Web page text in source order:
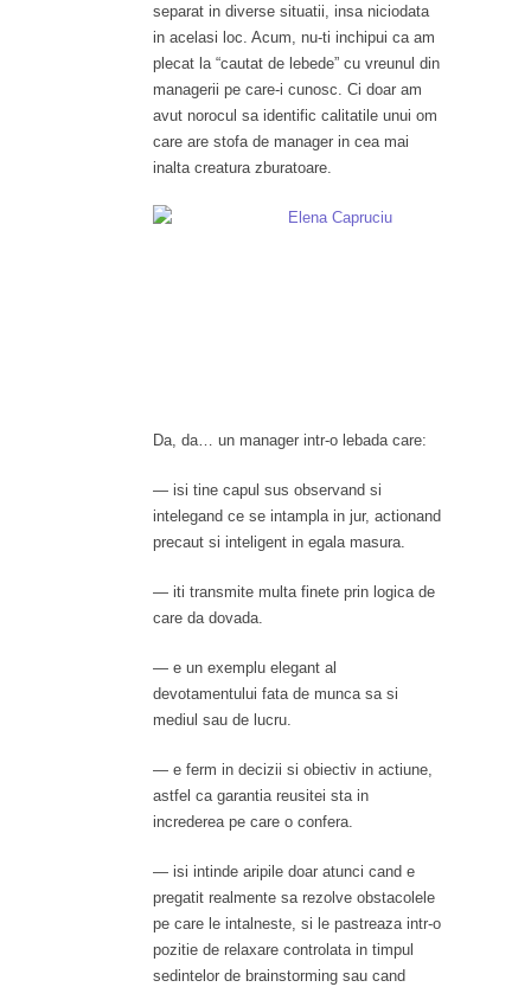
separat in diverse situatii, insa niciodata
in acelasi loc. Acum, nu-ti inchipui ca am
plecat la “cautat de lebede” cu vreunul din
managerii pe care-i cunosc. Ci doar am
avut norocul sa identific calitatile unui om
care are stofa de manager in cea mai
inalta creatura zburatoare.
Da, da… un manager intr-o lebada care:
— isi tine capul sus observand si
intelegand ce se intampla in jur, actionand
precaut si inteligent in egala masura.
— iti transmite multa finete prin logica de
care da dovada.
— e un exemplu elegant al
devotamentului fata de munca sa si
mediul sau de lucru.
— e ferm in decizii si obiectiv in actiune,
astfel ca garantia reusitei sta in
increderea pe care o confera.
— isi intinde aripile doar atunci cand e
pregatit realmente sa rezolve obstacolele
pe care le intalneste, si le pastreaza intr-o
pozitie de relaxare controlata in timpul
sedintelor de brainstorming sau cand